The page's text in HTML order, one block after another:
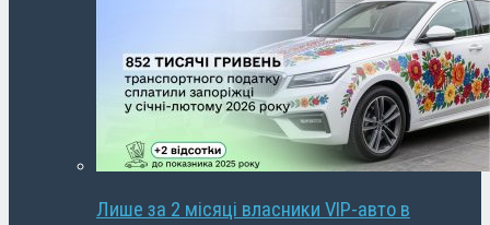
Лише за 2 місяці власники VIP-авто в